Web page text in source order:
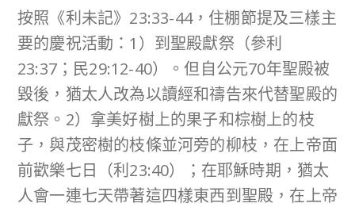
按照《利未記》23:33-44，住棚節提及三樣主
要的慶祝活動：1）到聖殿獻祭（參利
23:37；民29:12-40）。但自公元70年聖殿被
毀後，猶太人改為以讀經和禱告來代替聖殿的
獻祭。2）拿美好樹上的果子和棕樹上的枝
子，與茂密樹的枝條並河旁的柳枝，在上帝面
前歡樂七日（利23:40）；在耶穌時期，猶太
人會一連七天帶著這四樣東西到聖殿，在上帝